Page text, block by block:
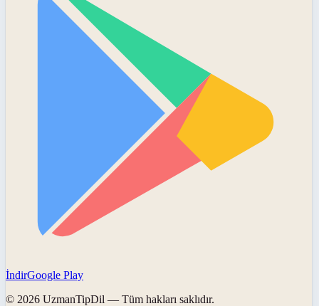
İndirGoogle Play
© 2026 UzmanTipDil — Tüm hakları saklıdır.